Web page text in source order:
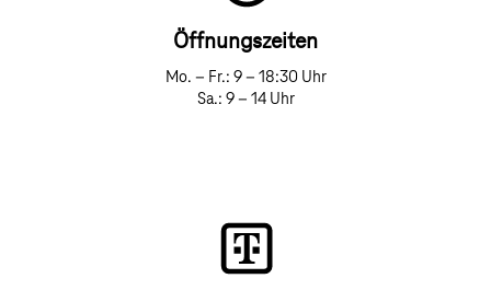
Öffnungszeiten
Mo. – Fr.: 9 – 18:30 Uhr
Sa.: 9 – 14 Uhr